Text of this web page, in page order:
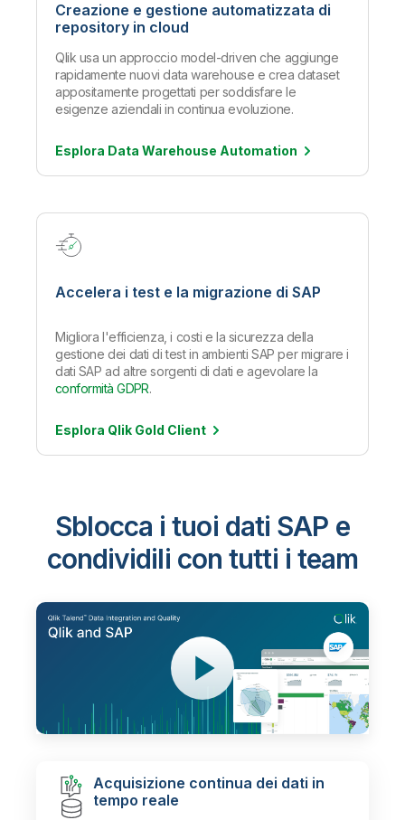
Creazione e gestione automatizzata di
repository in cloud
Qlik usa un approccio model-driven che aggiunge
rapidamente nuovi data warehouse e crea dataset
appositamente progettati per soddisfare le
esigenze aziendali in continua evoluzione.
Esplora Data Warehouse Automation
Accelera i test e la migrazione di SAP
Migliora l'efficienza, i costi e la sicurezza della
gestione dei dati di test in ambienti SAP per migrare i
dati SAP ad altre sorgenti di dati e agevolare la
conformità GDPR.
Esplora Qlik Gold Client
Sblocca i tuoi dati SAP e
condividili con tutti i team
Acquisizione continua dei dati in
tempo reale